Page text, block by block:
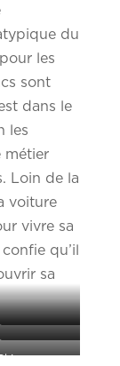
du
les
sont
dans le
les
métier
Loin de la
voiture
vivre sa
qu’il
sa